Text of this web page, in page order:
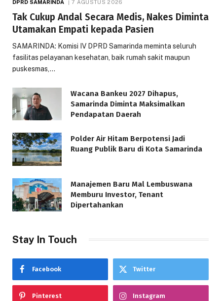
DPRD SAMARINDA 7 AGUSTUS 2026
Tak Cukup Andal Secara Medis, Nakes Diminta
Utamakan Empati kepada Pasien
SAMARINDA: Komisi IV DPRD Samarinda meminta seluruh
fasilitas pelayanan kesehatan, baik rumah sakit maupun
puskesmas,…
Wacana Bankeu 2027 Dihapus,
Samarinda Diminta Maksimalkan
Pendapatan Daerah
Polder Air Hitam Berpotensi Jadi
Ruang Publik Baru di Kota Samarinda
Manajemen Baru Mal Lembuswana
Memburu Investor, Tenant
Dipertahankan
Stay In Touch
Facebook Twitter
Pinterest Instagram